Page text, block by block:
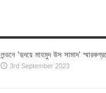
লন্ডনে ‘হৃদয়ে মাহমুদ উস সামাদ’
3rd September 2023